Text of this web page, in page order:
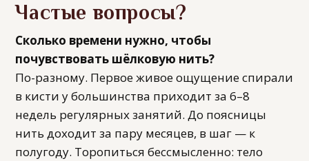
Частые вопросы?
Сколько времени нужно, чтобы
почувствовать шёлковую нить?
По-разному. Первое живое ощущение спирали
в кисти у большинства приходит за 6–8
недель регулярных занятий. До поясницы
нить доходит за пару месяцев, в шаг — к
полугоду. Торопиться бессмысленно: тело